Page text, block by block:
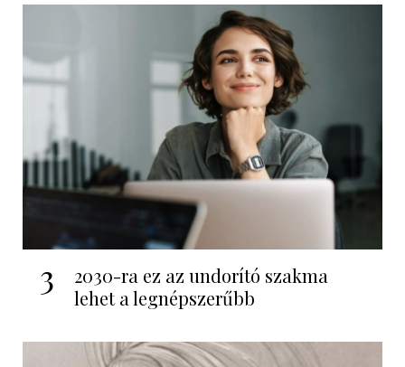
3
2030-ra ez az undorító szakma
lehet a legnépszerűbb